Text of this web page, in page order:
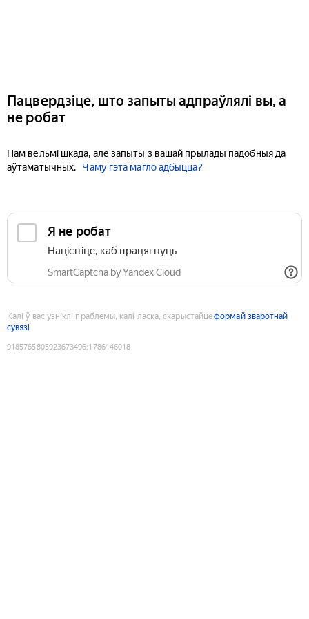
Пацвердзіце, што запыты адпраўлялі вы, а
не робат
Нам вельмі шкада, але запыты з вашай прылады падобныя да
аўтаматычных.
Чаму гэта магло адбыцца?
Я не робат
Націсніце, каб працягнуць
SmartCaptcha by Yandex Cloud
Калі ў вас узніклі праблемы, калі ласка, скарыстайцеформай зваротнай
сувязі
9185765805923673496:1786146018